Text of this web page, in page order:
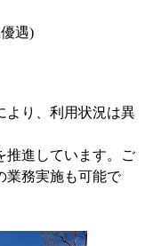
遇)
より、利用状況は異
進しています。ご
業務実施も可能で